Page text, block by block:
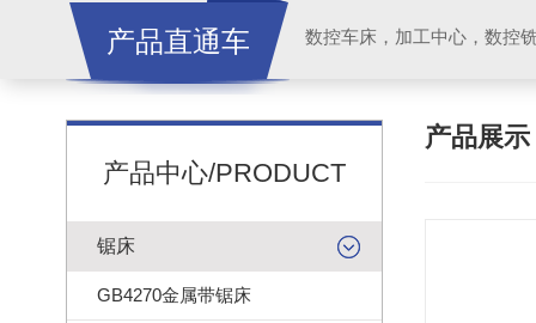
产品直通车
产品中心/PRODUCT
锯床
GB4270金属带锯床
产品展示